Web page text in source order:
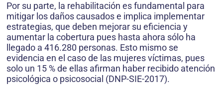
Por su parte, la rehabilitación es fundamental para
mitigar los daños causados e implica implementar
estrategias, que deben mejorar su eficiencia y
aumentar la cobertura pues hasta ahora sólo ha
llegado a 416.280 personas. Esto mismo se
evidencia en el caso de las mujeres víctimas, pues
solo un 15 % de ellas afirman haber recibido atención
psicológica o psicosocial (DNP-SIE-2017).